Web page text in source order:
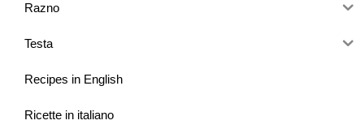
Razno
Testa
Recipes in English
Ricette in italiano